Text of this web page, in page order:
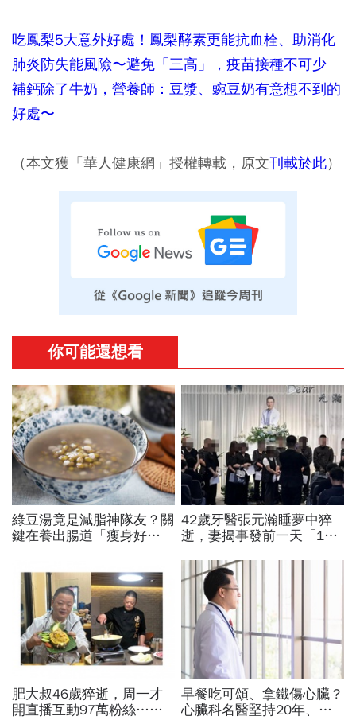
吃鳳梨5大意外好處！鳳梨酵素更能抗血栓、助消化
肺炎防失能風險〜避免「三高」，疫苗接種不可少
補鈣除了牛奶，營養師：豆漿、豌豆奶有意想不到的
好處〜
（本文獲「華人健康網」授權轉載，原文刊載於此）